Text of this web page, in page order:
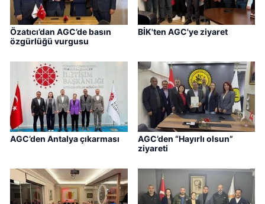
Özatıcı’dan AGC’de basın
özgürlüğü vurgusu
BİK'ten AGC'ye ziyaret
AGC’den Antalya çıkarması
AGC’den “Hayırlı olsun”
ziyareti